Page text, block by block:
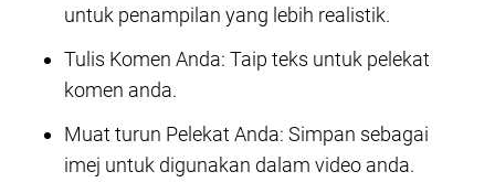
untuk penampilan yang lebih realistik.
Tulis Komen Anda: Taip teks untuk pelekat
komen anda.
Muat turun Pelekat Anda: Simpan sebagai
imej untuk digunakan dalam video anda.